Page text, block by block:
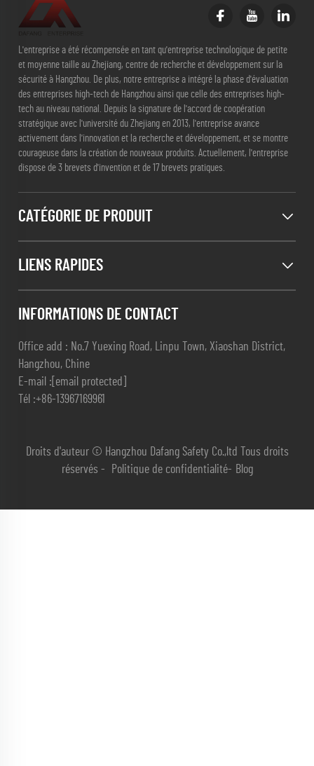
L'entreprise a été récompensée en tant qu'entreprise technologique de petite
et moyenne taille au Zhejiang, centre de recherche et développement sur la
sécurité à Hangzhou. De plus, notre entreprise a intégré la phase d'évaluation
des entreprises high-tech de Hangzhou ainsi que celle des entreprises high-
tech au niveau national. Depuis la signature de l'accord de coopération
stratégique avec l'université du Zhejiang en 2013, l'entreprise avance
activement dans l'innovation et la recherche et développement, et se montre
courageuse dans la création de nouveaux produits. Actuellement, l'entreprise
dispose de 3 brevets d'invention et de 17 brevets pratiques.
CATÉGORIE DE PRODUIT
LIENS RAPIDES
INFORMATIONS DE CONTACT
Office add : No.7 Yuexing Road, Linpu Town, Xiaoshan District,
Hangzhou, Chine
E-mail : [email protected]
Tél :+86-13967169961
Droits d'auteur © Hangzhou Dafang Safety Co.,ltd Tous droits
réservés -
Politique de confidentialité- Blog